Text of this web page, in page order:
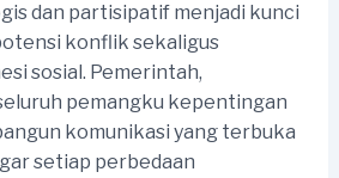
dan partisipatif menjadi kunci
konflik sekaligus
sosial. Pemerintah,
pemangku kepentingan
komunikasi yang terbuka
setiap perbedaan